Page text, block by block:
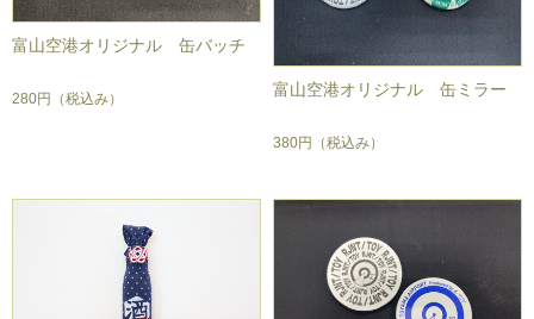
富山空港オリジナル 缶バッチ
280円 （税込み）
富山空港オリジナル 缶ミラー
380円 （税込み）